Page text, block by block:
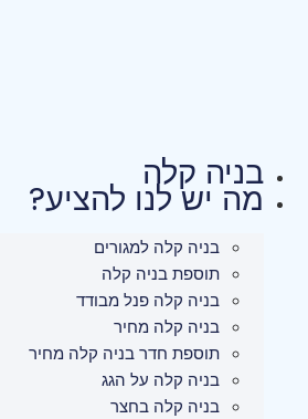
בניה קלה
מה יש לנו להציע?
בניה קלה למגורים
תוספת בניה קלה
בניה קלה פנל מבודד
בניה קלה מחיר
תוספת חדר בניה קלה מחיר
בניה קלה על הגג
בניה קלה בחצר